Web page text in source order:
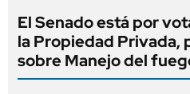
El Senado está por
la Propiedad Privada,
sobre Manejo del